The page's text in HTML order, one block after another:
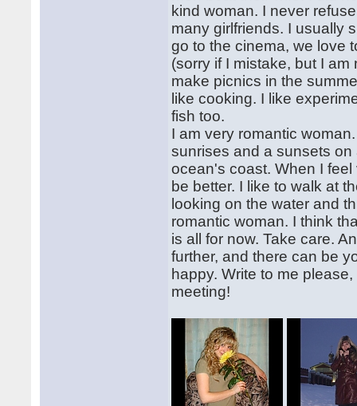
kind woman. I never
many girlfriends. I usually
go to the cinema, we love
(sorry if I mistake, but I
make picnics in the
like cooking. I like
fish too.
I am very romantic
sunrises and a sunsets
ocean's coast. When I
be better. I like to walk at
looking on the water and
romantic woman. I think
is all for now. Take care.
further, and there can be
happy. Write to me
meeting!